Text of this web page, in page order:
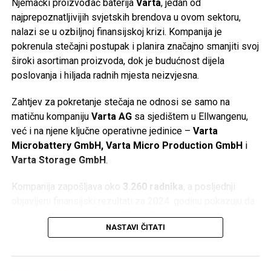
Njemački proizvođač baterija Varta, jedan od
najprepoznatljivijih svjetskih brendova u ovom sektoru,
nalazi se u ozbiljnoj finansijskoj krizi. Kompanija je
pokrenula stečajni postupak i planira značajno smanjiti svoj
široki asortiman proizvoda, dok je budućnost dijela
poslovanja i hiljada radnih mjesta neizvjesna.
Zahtjev za pokretanje stečaja ne odnosi se samo na
matičnu kompaniju Varta AGsa sjedištem u Ellwangenu,
već i na njene ključne operativne jedinice – Varta
Microbattery GmbH, Varta Micro Production GmbHi
Varta Storage GmbH.
Kompanija zapošljava oko 3.260 radnika , a posljednji
je ostvarila prihod veći od790 miliona eura, ali i gubitak
64,5 miliona eura.
Gubitak Applea i zatvaranje fabrike
NASTAVI ČITATI